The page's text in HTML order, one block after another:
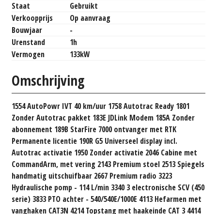
Staat
Gebruikt
Verkoopprijs
Op aanvraag
Bouwjaar
-
Urenstand
1h
Vermogen
133kW
Omschrijving
1554 AutoPowr IVT 40 km/uur 1758 Autotrac Ready 1801
Zonder Autotrac pakket 183E JDLink Modem 185A Zonder
abonnement 189B StarFire 7000 ontvanger met RTK
Permanente licentie 190R G5 Universeel display incl.
Autotrac activatie 1950 Zonder activatie 2046 Cabine met
CommandArm, met vering 2143 Premium stoel 2513 Spiegels
handmatig uitschuifbaar 2667 Premium radio 3223
Hydraulische pomp - 114 L/min 3340 3 electronische SCV (450
serie) 3833 PTO achter - 540/540E/1000E 4113 Hefarmen met
vanghaken CAT3N 4214 Topstang met haakeinde CAT 3 4414